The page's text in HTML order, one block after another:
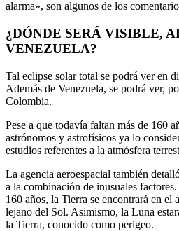
alarma», son algunos de los
¿DÓNDE SERÁ VISIBLE,
VENEZUELA?
Tal eclipse solar total se podrá ver en
Además de Venezuela, se podrá ver,
Colombia.
Pese a que todavía faltan más de 160
astrónomos y astrofísicos ya lo
estudios referentes a la atmósfera
La agencia aeroespacial también
a la combinación de inusuales
160 años, la Tierra se encontrará en el
lejano del Sol. Asimismo, la Luna
la Tierra, conocido como perigeo.